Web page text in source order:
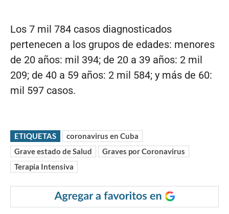
Los 7 mil 784 casos diagnosticados
pertenecen a los grupos de edades: menores
de 20 años: mil 394; de 20 a 39 años: 2 mil
209; de 40 a 59 años: 2 mil 584; y más de 60:
mil 597 casos.
ETIQUETAS
coronavirus en Cuba
Grave estado de Salud
Graves por Coronavirus
Terapia Intensiva